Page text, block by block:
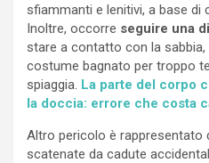
sfiammanti e lenitivi, a base di
Inoltre, occorre seguire una
stare a contatto con la
costume bagnato per troppo
spiaggia. La parte del corpo
la doccia: errore che costa
Altro pericolo è rappresentato
scatenate da cadute